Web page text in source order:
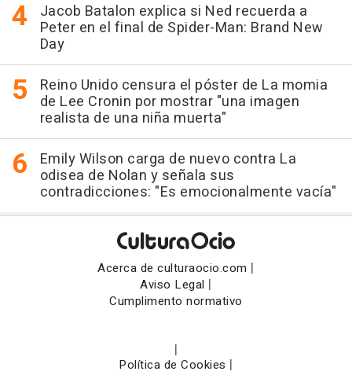
Jacob Batalon explica si Ned recuerda a
Peter en el final de Spider-Man: Brand New
Day
Reino Unido censura el póster de La momia
de Lee Cronin por mostrar "una imagen
realista de una niña muerta"
Emily Wilson carga de nuevo contra La
odisea de Nolan y señala sus
contradicciones: "Es emocionalmente vacía"
Acerca de culturaocio.com |
Aviso Legal |
Cumplimento normativo
|
Política de Cookies |